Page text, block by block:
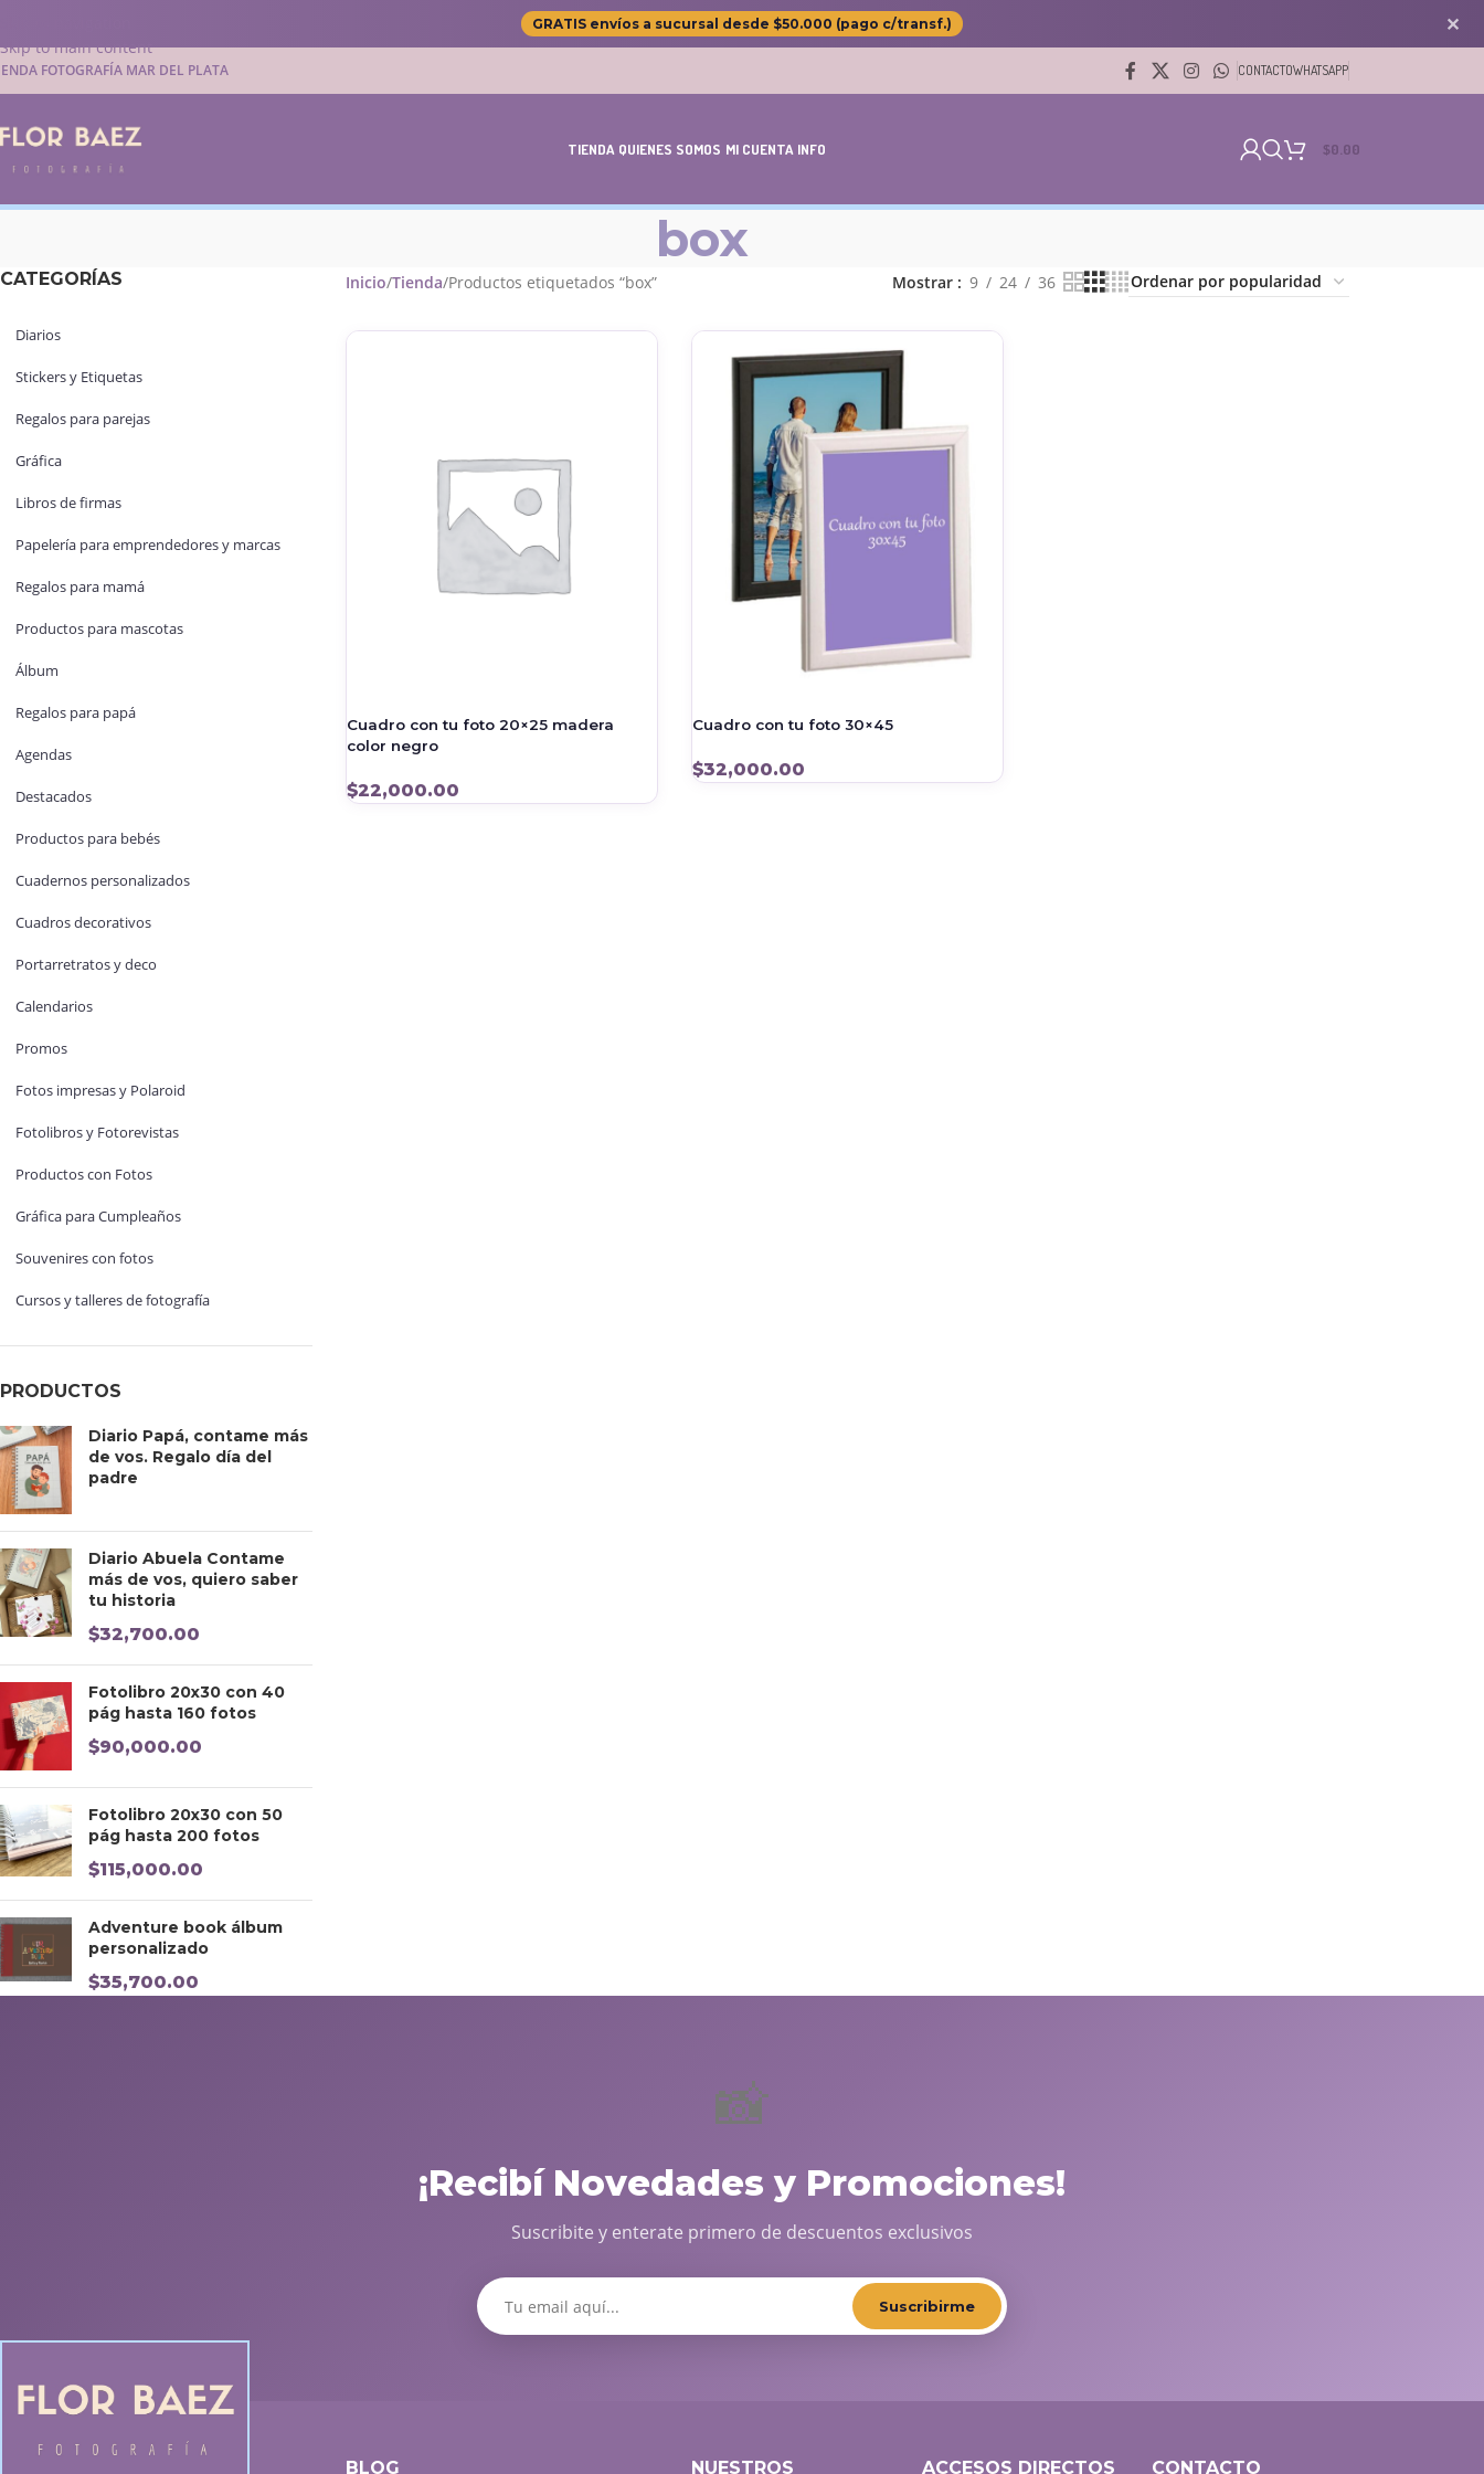
Skip to main content
GRATIS envíos a sucursal desde $50.000 (pago c/transf.) ✕
FOTOGRAFÍA MAR DEL PLATA CONTACTOWHATSAPP
TIENDA QUIENES SOMOS MI CUENTA INFO $0.00
box
CATEGORÍAS
Diarios
Stickers y Etiquetas
Regalos para parejas
Gráfica
Libros de firmas
Papelería para emprendedores y marcas
Regalos para mamá
Productos para mascotas
Álbum
Regalos para papá
Agendas
Destacados
Productos para bebés
Cuadernos personalizados
Cuadros decorativos
Portarretratos y deco
Calendarios
Promos
Fotos impresas y Polaroid
Fotolibros y Fotorevistas
Productos con Fotos
Gráfica para Cumpleaños
Souvenires con fotos
Cursos y talleres de fotografía
PRODUCTOS
Diario Papá, contame más
de vos. Regalo día del
padre
Diario Abuela Contame
más de vos, quiero saber
tu historia
$32,700.00
Fotolibro 20x30 con 40
pág hasta 160 fotos
$90,000.00
Fotolibro 20x30 con 50
pág hasta 200 fotos
$115,000.00
Adventure book álbum
personalizado
$35,700.00
Inicio Tienda Productos etiquetados “box” Mostrar 9 24 36
Cuadro con tu foto 20×25 madera
color negro
$22,000.00
Cuadro con tu foto 30×45
$32,000.00
📸
¡Recibí Novedades y Promociones!
Suscribite y enterate primero de descuentos exclusivos
Suscribirme
BLOG NUESTROS ACCESOS DIRECTOS CONTACTO